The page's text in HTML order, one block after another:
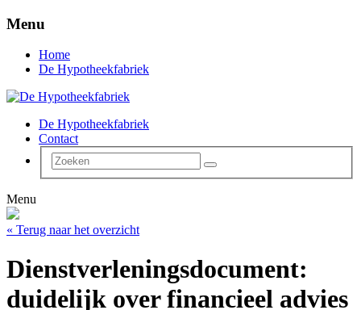
Menu
Home
De Hypotheekfabriek
De Hypotheekfabriek
Contact
Menu
« Terug naar het overzicht
Dienstverleningsdocument:
duidelijk over financieel advies